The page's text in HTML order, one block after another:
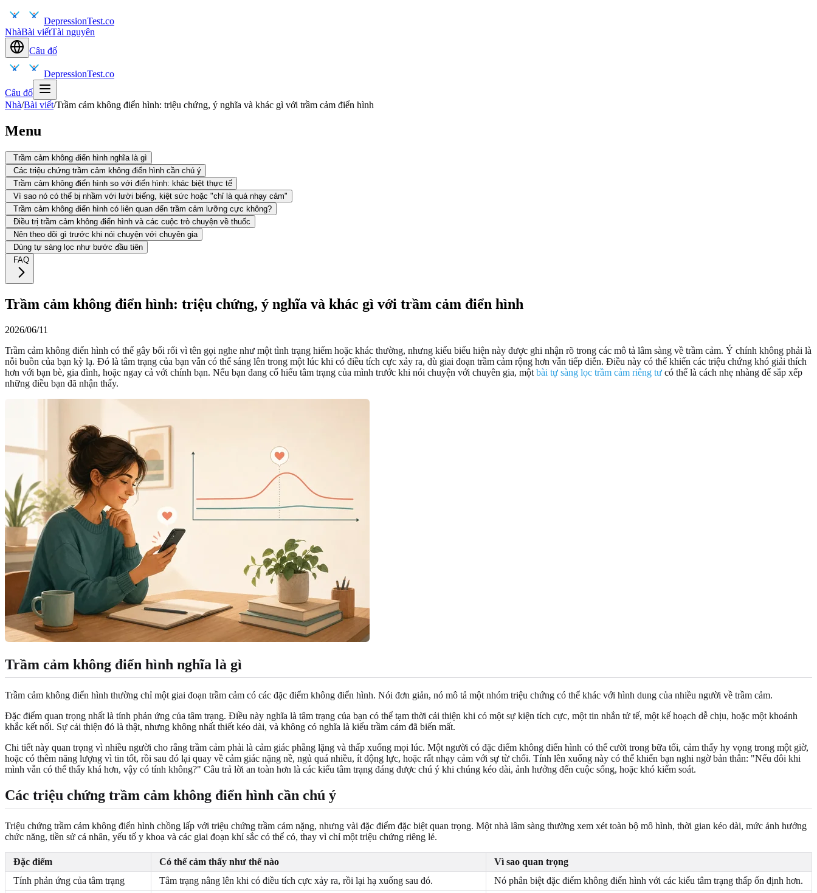
DepressionTest.co
NhàBài viếtTài nguyên
Câu đố
DepressionTest.co
Câu đố
Nhà/Bài viết/Trầm cảm không điển hình: triệu chứng, ý nghĩa và khác gì với trầm cảm điển hình
Menu
Trầm cảm không điển hình nghĩa là gì
Các triệu chứng trầm cảm không điển hình cần chú ý
Trầm cảm không điển hình so với điển hình: khác biệt thực tế
Vì sao nó có thể bị nhầm với lười biếng, kiệt sức hoặc "chỉ là quá nhạy cảm"
Trầm cảm không điển hình có liên quan đến trầm cảm lưỡng cực không?
Điều trị trầm cảm không điển hình và các cuộc trò chuyện về thuốc
Nên theo dõi gì trước khi nói chuyện với chuyên gia
Dùng tự sàng lọc như bước đầu tiên
FAQ
Trầm cảm không điển hình: triệu chứng, ý nghĩa và khác gì với trầm cảm điển hình
2026/06/11
Trầm cảm không điển hình có thể gây bối rối vì tên gọi nghe như một tình trạng hiếm hoặc khác thường, nhưng kiểu biểu hiện này được ghi nhận rõ trong các mô tả lâm sàng về trầm cảm. Ý chính không phải là
nỗi buồn của bạn kỳ lạ. Đó là tâm trạng của bạn vẫn có thể sáng lên trong một lúc khi có điều tích cực xảy ra, dù giai đoạn trầm cảm rộng hơn vẫn tiếp diễn. Điều này có thể khiến các triệu chứng khó giải thích
hơn với bạn bè, gia đình, hoặc ngay cả với chính bạn. Nếu bạn đang cố hiểu tâm trạng của mình trước khi nói chuyện với chuyên gia, một bài tự sàng lọc trầm cảm riêng tư có thể là cách nhẹ nhàng để sắp xếp
những điều bạn đã nhận thấy.
Trầm cảm không điển hình nghĩa là gì
Trầm cảm không điển hình thường chỉ một giai đoạn trầm cảm có các đặc điểm không điển hình. Nói đơn giản, nó mô tả một nhóm triệu chứng có thể khác với hình dung của nhiều người về trầm cảm.
Đặc điểm quan trọng nhất là tính phản ứng của tâm trạng. Điều này nghĩa là tâm trạng của bạn có thể tạm thời cải thiện khi có một sự kiện tích cực, một tin nhắn tử tế, một kế hoạch dễ chịu, hoặc một khoảnh
khắc kết nối. Sự cải thiện đó là thật, nhưng không nhất thiết kéo dài, và không có nghĩa là kiểu trầm cảm đã biến mất.
Chi tiết này quan trọng vì nhiều người cho rằng trầm cảm phải là cảm giác phẳng lặng và thấp xuống mọi lúc. Một người có đặc điểm không điển hình có thể cười trong bữa tối, cảm thấy hy vọng trong một giờ,
hoặc có thêm năng lượng vì tin tốt, rồi sau đó lại quay về cảm giác nặng nề, ngủ quá nhiều, ít động lực, hoặc rất nhạy cảm với sự từ chối. Tính lên xuống này có thể khiến bạn nghi ngờ bản thân: "Nếu đôi khi
mình vẫn có thể thấy khá hơn, vậy có tính không?" Câu trả lời an toàn hơn là các kiểu tâm trạng đáng được chú ý khi chúng kéo dài, ảnh hưởng đến cuộc sống, hoặc khó kiểm soát.
Các triệu chứng trầm cảm không điển hình cần chú ý
Triệu chứng trầm cảm không điển hình chồng lấp với triệu chứng trầm cảm nặng, nhưng vài đặc điểm đặc biệt quan trọng. Một nhà lâm sàng thường xem xét toàn bộ mô hình, thời gian kéo dài, mức ảnh hưởng
chức năng, tiền sử cá nhân, yếu tố y khoa và các giai đoạn khí sắc có thể có, thay vì chỉ một triệu chứng riêng lẻ.
Đặc điểm Có thể cảm thấy như thế nào
Vì sao quan trọng
Tính phản ứng của tâm trạng
Tâm trạng nâng lên khi có điều tích cực xảy ra, rồi lại hạ xuống sau đó.
Nó phân biệt đặc điểm không điển hình với các kiểu tâm trạng thấp ổn định hơn.